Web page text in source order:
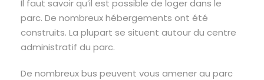
Il faut savoir qu’il est possible de loger dans le
parc. De nombreux hébergements ont été
construits. La plupart se situent autour du centre
administratif du parc.
De nombreux bus peuvent vous amener au parc